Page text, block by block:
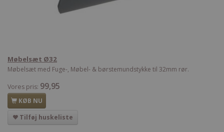
Møbelsæt Ø32
Møbelsæt med Fuge-, Møbel- & børstemundstykke til 32mm rør.
Vores pris: 99,95
KØB NU
Tilføj huskeliste